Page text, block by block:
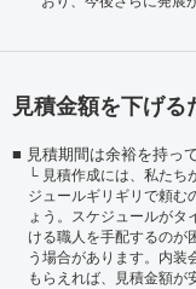
見積金額を下げる
見積期間は余裕を持っ
見積作成には、私たち
ジュールギリギリで頼む
ょう。スケジュールがタ
ける職人を手配するのが
う場合があります。内装
もらえれば、見積金額が